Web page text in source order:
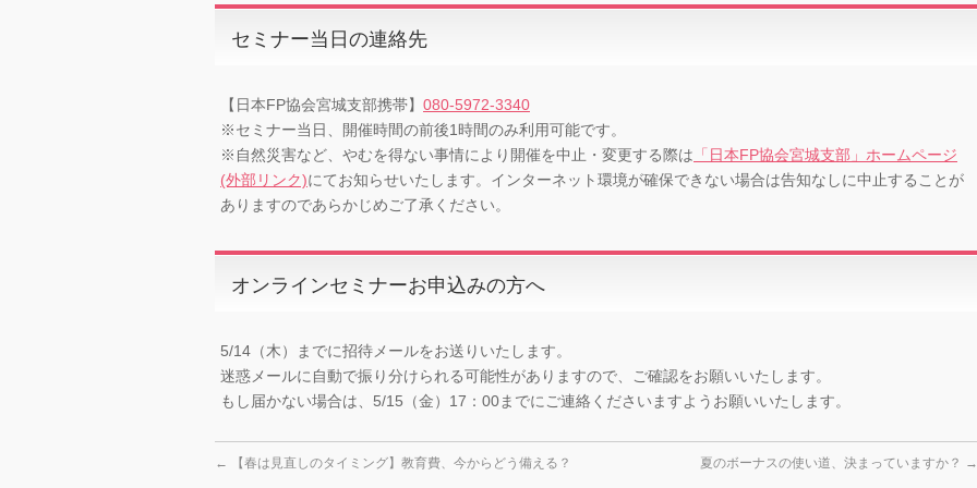
セミナー当日の連絡先
【日本FP協会宮城支部携帯】 080-5972-3340
※セミナー当日、開催時間の前後1時間のみ利用可能です。
※自然災害など、やむを得ない事情により開催を中止・変更する際は 「日本FP協会宮城支部」ホームページ
(外部リンク)にてお知らせいたします。インターネット環境が確保できない場合は告知なしに中止することが
ありますのであらかじめご了承ください。
オンラインセミナーお申込みの方へ
5/14（木）までに招待メールをお送りいたします。
迷惑メールに自動で振り分けられる可能性がありますので、ご確認をお願いいたします。
もし届かない場合は、5/15（金）17：00までにご連絡くださいますようお願いいたします。
← 【春は見直しのタイミング】教育費、今からどう備える？ 夏のボーナスの使い道、決まっていますか？ →